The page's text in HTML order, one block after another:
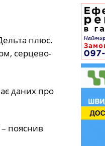
плюс.
серцево-
даних про
пояснив